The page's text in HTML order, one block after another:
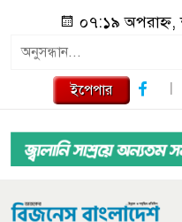
০৭:১৯ অপরাহ্ন,
ইপেপার